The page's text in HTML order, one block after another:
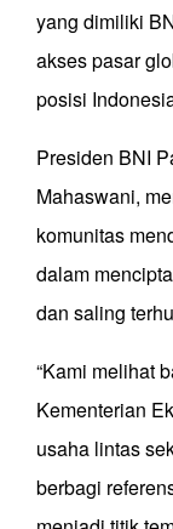
yang dimiliki
akses pasar
posisi
Presiden BNI
Mahaswani,
komunitas
dalam
dan saling
“Kami melihat
Kementerian
usaha lintas
berbagi